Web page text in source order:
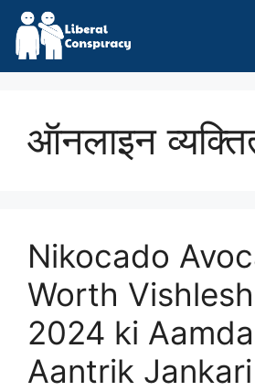
Skip
content
ऑनलाइन
Nikocado
Worth
2024 ki
Aantrik Jankari